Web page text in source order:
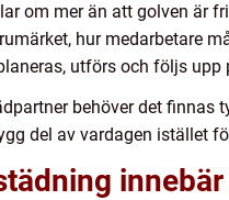
om mer än att golven är
hur medarbetare
utförs och följs
behöver det
del av vardagen istället